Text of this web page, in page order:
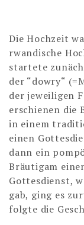
Die Hochzeit
rwandische
startete
der “dowry“
der jeweiligen
erschienen die
in einem
einen
dann ein
Bräutigam
Gottesdienst,
gab, ging es
folgte die